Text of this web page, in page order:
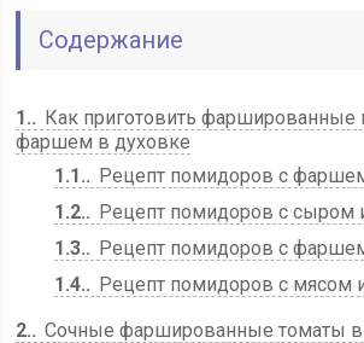
Содержание
1.
Как приготовить
фаршем в духовке
1.1.
Рецепт помидоров с
1.2.
Рецепт помидоров с сыром
1.3.
Рецепт помидоров с
1.4.
Рецепт помидоров с мясом
2.
Сочные фаршированные томаты в